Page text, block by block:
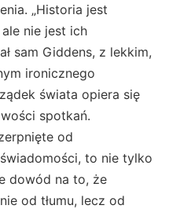
„Historia jest
nie jest ich
sam Giddens, z lekkim,
ironicznego
świata opiera się
spotkań.
od
to nie tylko
dowód na to, że
od tłumu, lecz od